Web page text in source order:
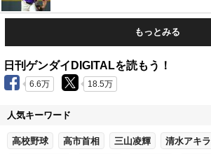
もっとみる
日刊ゲンダイDIGITALを読もう！
6.6万 18.5万
人気キーワード
高校野球 高市首相 三山凌輝 清水アキラ